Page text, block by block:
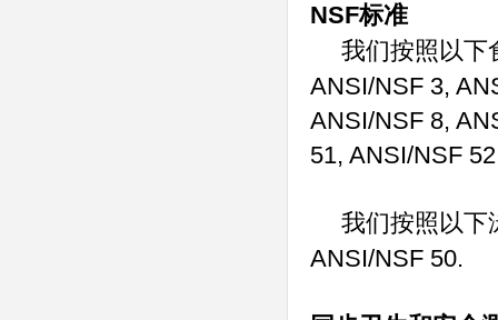
NSF标准
我们按照以下
ANSI/NSF 3,
ANSI/NSF 8,
51, ANSI/NSF
我们按照以下
ANSI/NSF 50.